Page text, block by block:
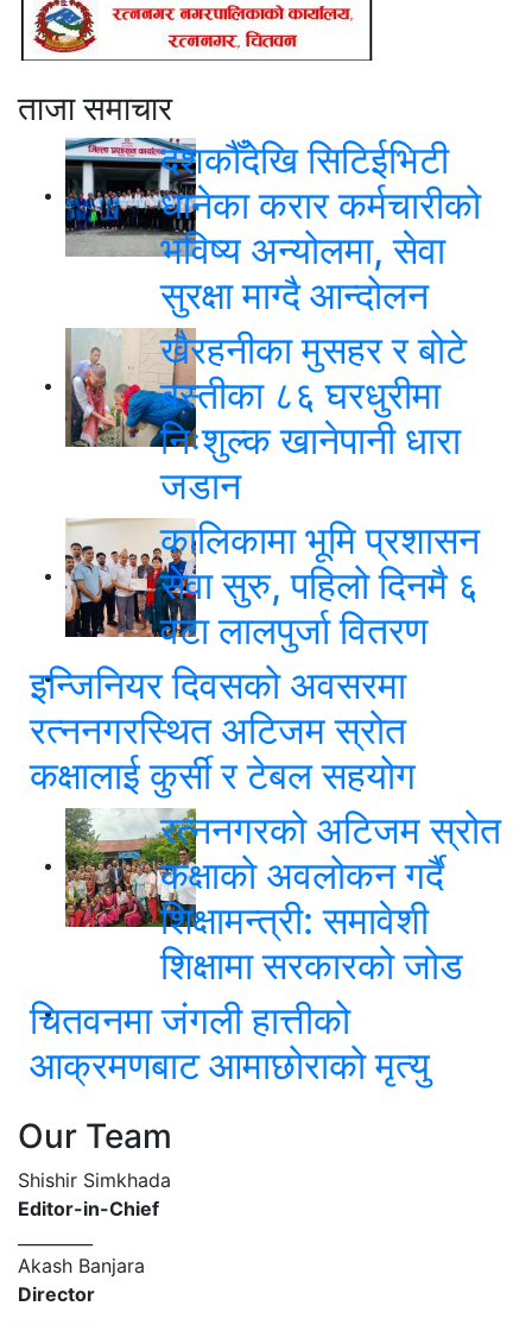
ताजा समाचार
दशकौँदेखि सिटिईभिटी
धानेका करार कर्मचारीको
भविष्य अन्योलमा, सेवा
सुरक्षा माग्दै आन्दोलन
खैरहनीका मुसहर र बोटे
बस्तीका ८६ घरधुरीमा
निःशुल्क खानेपानी धारा
जडान
कालिकामा भूमि प्रशासन
सेवा सुरु, पहिलो दिनमै ६
वटा लालपुर्जा वितरण
इन्जिनियर दिवसको अवसरमा
रत्ननगरस्थित अटिजम स्रोत
कक्षालाई कुर्सी र टेबल सहयोग
रत्ननगरको अटिजम स्रोत
कक्षाको अवलोकन गर्दै
शिक्षामन्त्री: समावेशी
शिक्षामा सरकारको जोड
चितवनमा जंगली हात्तीको
आक्रमणबाट आमाछोराको मृत्यु
Our Team
Shishir Simkhada
Editor-in-Chief
Akash Banjara
Director